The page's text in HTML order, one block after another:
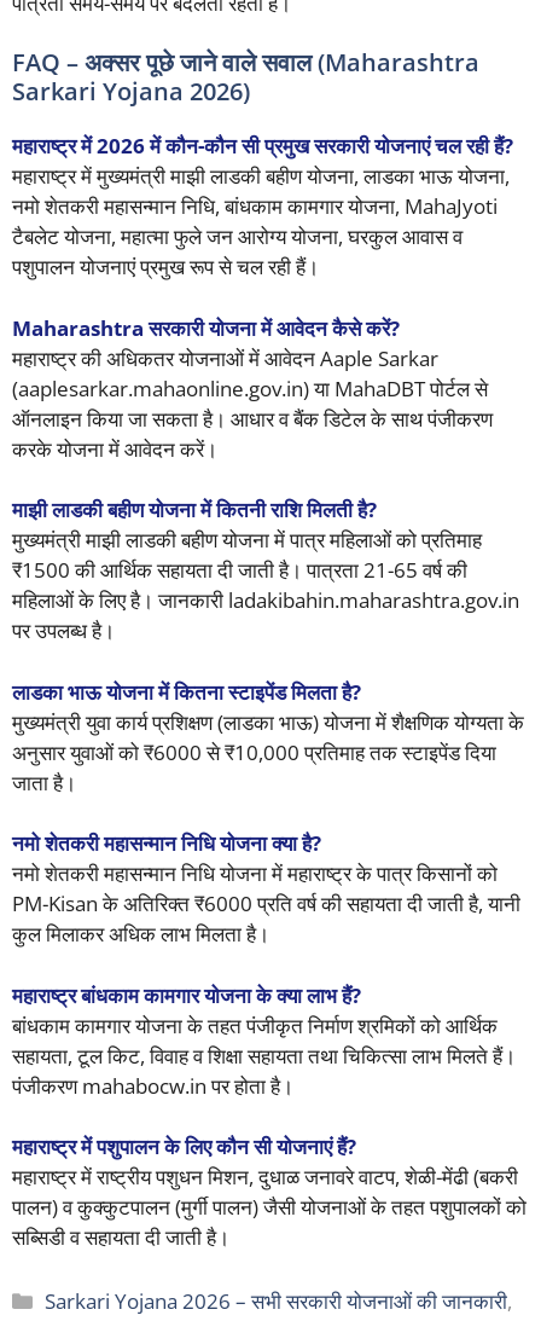
FAQ – अक्सर पूछे जाने वाले सवाल (Maharashtra
Sarkari Yojana 2026)
महाराष्ट्र में 2026 में कौन-कौन सी प्रमुख सरकारी योजनाएं चल रही हैं?
महाराष्ट्र में मुख्यमंत्री माझी लाडकी बहीण योजना, लाडका भाऊ योजना,
नमो शेतकरी महासन्मान निधि, बांधकाम कामगार योजना, MahaJyoti
टैबलेट योजना, महात्मा फुले जन आरोग्य योजना, घरकुल आवास व
पशुपालन योजनाएं प्रमुख रूप से चल रही हैं।
Maharashtra सरकारी योजना में आवेदन कैसे करें?
महाराष्ट्र की अधिकतर योजनाओं में आवेदन Aaple Sarkar
(aaplesarkar.mahaonline.gov.in) या MahaDBT पोर्टल से
ऑनलाइन किया जा सकता है। आधार व बैंक डिटेल के साथ पंजीकरण
करके योजना में आवेदन करें।
माझी लाडकी बहीण योजना में कितनी राशि मिलती है?
मुख्यमंत्री माझी लाडकी बहीण योजना में पात्र महिलाओं को प्रतिमाह
₹1500 की आर्थिक सहायता दी जाती है। पात्रता 21-65 वर्ष की
महिलाओं के लिए है। जानकारी ladakibahin.maharashtra.gov.in
पर उपलब्ध है।
लाडका भाऊ योजना में कितना स्टाइपेंड मिलता है?
मुख्यमंत्री युवा कार्य प्रशिक्षण (लाडका भाऊ) योजना में शैक्षणिक योग्यता के
अनुसार युवाओं को ₹6000 से ₹10,000 प्रतिमाह तक स्टाइपेंड दिया
जाता है।
नमो शेतकरी महासन्मान निधि योजना क्या है?
नमो शेतकरी महासन्मान निधि योजना में महाराष्ट्र के पात्र किसानों को
PM-Kisan के अतिरिक्त ₹6000 प्रति वर्ष की सहायता दी जाती है, यानी
कुल मिलाकर अधिक लाभ मिलता है।
महाराष्ट्र बांधकाम कामगार योजना के क्या लाभ हैं?
बांधकाम कामगार योजना के तहत पंजीकृत निर्माण श्रमिकों को आर्थिक
सहायता, टूल किट, विवाह व शिक्षा सहायता तथा चिकित्सा लाभ मिलते हैं।
पंजीकरण mahabocw.in पर होता है।
महाराष्ट्र में पशुपालन के लिए कौन सी योजनाएं हैं?
महाराष्ट्र में राष्ट्रीय पशुधन मिशन, दुधाळ जनावरे वाटप, शेळी-मेंढी (बकरी
पालन) व कुक्कुटपालन (मुर्गी पालन) जैसी योजनाओं के तहत पशुपालकों को
सब्सिडी व सहायता दी जाती है।
Categories
Sarkari Yojana 2026 – सभी सरकारी योजनाओं की जानकारी,